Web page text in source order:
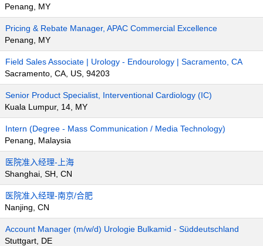
Penang, MY
Pricing & Rebate Manager, APAC Commercial Excellence
Penang, MY
Field Sales Associate | Urology - Endourology | Sacramento, CA
Sacramento, CA, US, 94203
Senior Product Specialist, Interventional Cardiology (IC)
Kuala Lumpur, 14, MY
Intern (Degree - Mass Communication / Media Technology)
Penang, Malaysia
医院准入经理-上海
Shanghai, SH, CN
医院准入经理-南京/合肥
Nanjing, CN
Account Manager (m/w/d) Urologie Bulkamid - Süddeutschland
Stuttgart, DE